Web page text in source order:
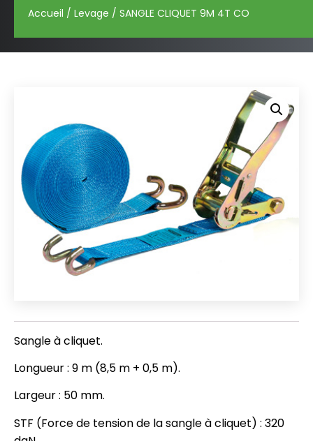
Accueil / Levage / SANGLE CLIQUET 9M 4T CO
Sangle à cliquet.
Longueur : 9 m (8,5 m + 0,5 m).
Largeur : 50 mm.
STF (Force de tension de la sangle à cliquet) : 320